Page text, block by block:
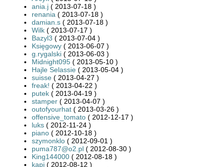
ania.j ( 2013-07-18 )
renania ( 2013-07-18 )
damian.s ( 2013-07-18 )
Wilk ( 2013-07-17 )
Bazyl3 ( 2013-07-04 )
Księgowy ( 2013-06-07 )
g.rygalski ( 2013-06-03 )
Midnight095 ( 2013-05-10 )
Hajle Selassie ( 2013-05-04 )
suisse ( 2013-04-27 )
freak! ( 2013-04-22 )
putek ( 2013-04-19 )
stamper ( 2013-04-07 )
outofyourhat ( 2013-03-26 )
offensive_tomato ( 2012-12-17 )
luks ( 2012-11-24 )
piano ( 2012-10-18 )
szymonklo ( 2012-09-01 )
puma787@o2.pl ( 2012-08-30 )
King144000 ( 2012-08-18 )
kapi ( 2012-08-12 )